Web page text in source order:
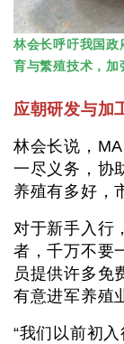
林会长呼吁我国政
育与繁殖技术，加
应朝研发与加
林会长说，
一尽义务，协
养殖有多好，
对于新手入行
者，千万不要
员提供许多免
有意进军养殖
“我们以前初